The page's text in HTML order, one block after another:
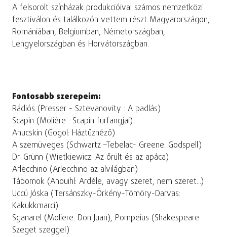
A felsorolt színházak produkcióival számos nemzetközi
fesztiválon és találkozón vettem részt Magyarországon,
Romániában, Belgiumban, Németországban,
Lengyelországban és Horvátországban.
Fontosabb szerepeim:
Rádiós (Presser - Sztevanovity : A padlás)
Scapin (Moliére : Scapin furfangjai)
Anucskin (Gogol: Háztűznéző)
A szemüveges (Schwartz –Tebelac- Greene: Godspell)
Dr. Grünn (Wietkiewicz: Az őrült és az apáca)
Arlecchino (Arlecchino az alvilágban)
Tábornok (Anouihl: Ardéle, avagy szeret, nem szeret...)
Uccú Jóska (Tersánszky-Örkény-Tömöry-Darvas:
Kakukkmarci)
Sganarel (Moliere: Don Juan), Pompeius (Shakespeare:
Szeget szeggel)